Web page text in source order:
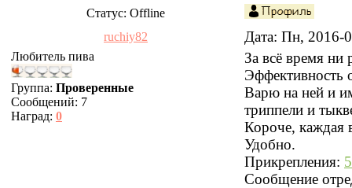
Статус: Offline
ruchiy82
Дата: Пн,
Любитель пива
Группа: Проверенные
Сообщений: 7
Наград: 0
За всё время ни
Эффективность
Варю на ней и
триппели и
Короче, каждая
Удобно.
Прикрепления:
Сообщение